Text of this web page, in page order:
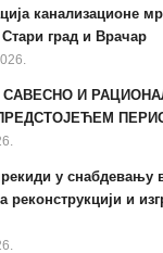
канализационе
град и Врачар
САВЕСНО И
у снабдевању
реконструкцији и